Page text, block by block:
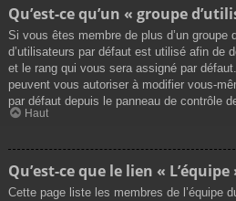
Qu’est-ce qu’un « groupe
Si vous êtes membre de plus d’un groupe
d’utilisateurs par défaut est utilisé afin de
et le rang qui vous sera assigné par
peuvent vous autoriser à modifier vous-
par défaut depuis le panneau de contrôle
Haut
Qu’est-ce que le lien « L’équipe
Cette page liste les membres de l’équipe